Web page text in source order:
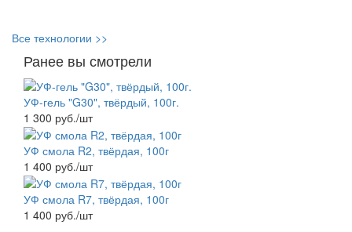
Все технологии >>
Ранее вы смотрели
УФ-гель "G30", твёрдый, 100г.
1 300 руб./шт
УФ смола R2, твёрдая, 100г
1 400 руб./шт
УФ смола R7, твёрдая, 100г
1 400 руб./шт